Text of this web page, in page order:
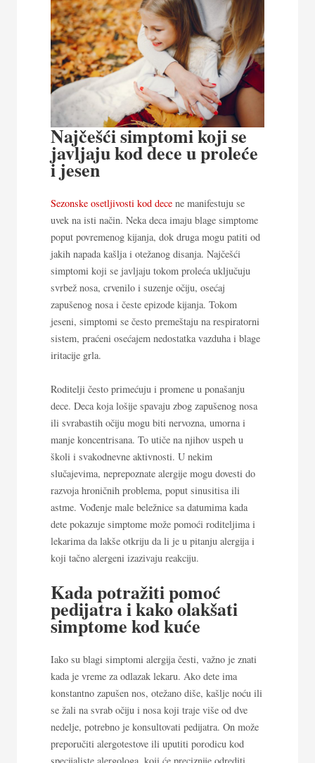
Najčešći simptomi koji se
javljaju kod dece u proleće
i jesen
Sezonske osetljivosti kod dece ne manifestuju se
uvek na isti način. Neka deca imaju blage simptome
poput povremenog kijanja, dok druga mogu patiti od
jakih napada kašlja i otežanog disanja. Najčešći
simptomi koji se javljaju tokom proleća uključuju
svrbež nosa, crvenilo i suzenje očiju, osećaj
zapušenog nosa i česte epizode kijanja. Tokom
jeseni, simptomi se često premeštaju na respiratorni
sistem, praćeni osećajem nedostatka vazduha i blage
iritacije grla.
Roditelji često primećuju i promene u ponašanju
dece. Deca koja lošije spavaju zbog zapušenog nosa
ili svrabastih očiju mogu biti nervozna, umorna i
manje koncentrisana. To utiče na njihov uspeh u
školi i svakodnevne aktivnosti. U nekim
slučajevima, neprepoznate alergije mogu dovesti do
razvoja hroničnih problema, poput sinusitisa ili
astme. Vođenje male beležnice sa datumima kada
dete pokazuje simptome može pomoći roditeljima i
lekarima da lakše otkriju da li je u pitanju alergija i
koji tačno alergeni izazivaju reakciju.
Kada potražiti pomoć
pedijatra i kako olakšati
simptome kod kuće
Iako su blagi simptomi alergija česti, važno je znati
kada je vreme za odlazak lekaru. Ako dete ima
konstantno zapušen nos, otežano diše, kašlje noću ili
se žali na svrab očiju i nosa koji traje više od dve
nedelje, potrebno je konsultovati pedijatra. On može
preporučiti alergotestove ili uputiti porodicu kod